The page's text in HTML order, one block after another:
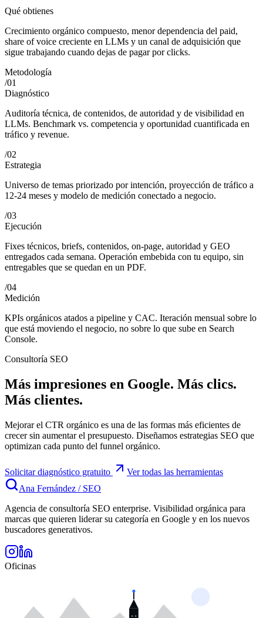
Qué obtienes
Crecimiento orgánico compuesto, menor dependencia del paid,
share of voice creciente en LLMs y un canal de adquisición que
sigue trabajando cuando dejas de pagar por clicks.
Metodología
/01
Diagnóstico
Auditoría técnica, de contenidos, de autoridad y de visibilidad en
LLMs. Benchmark vs. competencia y oportunidad cuantificada en
tráfico y revenue.
/02
Estrategia
Universo de temas priorizado por intención, proyección de tráfico a
12-24 meses y modelo de medición conectado a negocio.
/03
Ejecución
Fixes técnicos, briefs, contenidos, on-page, autoridad y GEO
entregados cada semana. Operación embebida con tu equipo, sin
entregables que se quedan en un PDF.
/04
Medición
KPIs orgánicos atados a pipeline y CAC. Iteración mensual sobre lo
que está moviendo el negocio, no sobre lo que sube en Search
Console.
Consultoría SEO
Más impresiones en Google. Más clics.
Más clientes.
Mejorar el CTR orgánico es una de las formas más eficientes de
crecer sin aumentar el presupuesto. Diseñamos estrategias SEO que
optimizan cada punto del funnel orgánico.
Solicitar diagnóstico gratuito
Ver todas las herramientas
Ana Fernández / SEO
Agencia de consultoría SEO enterprise. Visibilidad orgánica para
marcas que quieren liderar su categoría en Google y en los nuevos
buscadores generativos.
Oficinas